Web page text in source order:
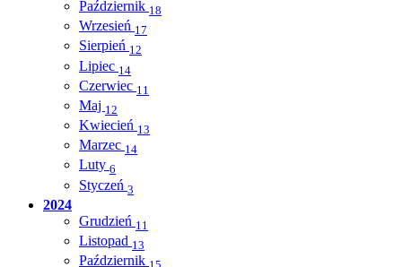
Październik 18
Wrzesień 17
Sierpień 12
Lipiec 14
Czerwiec 11
Maj 12
Kwiecień 13
Marzec 14
Luty 6
Styczeń 3
2024
Grudzień 11
Listopad 13
Październik